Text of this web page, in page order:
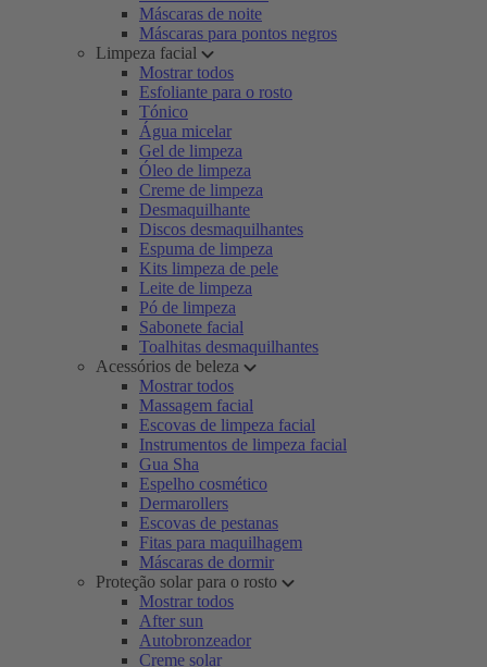
Máscaras de noite
Máscaras para pontos negros
Limpeza facial
Mostrar todos
Esfoliante para o rosto
Tónico
Água micelar
Gel de limpeza
Óleo de limpeza
Creme de limpeza
Desmaquilhante
Discos desmaquilhantes
Espuma de limpeza
Kits limpeza de pele
Leite de limpeza
Pó de limpeza
Sabonete facial
Toalhitas desmaquilhantes
Acessórios de beleza
Mostrar todos
Massagem facial
Escovas de limpeza facial
Instrumentos de limpeza facial
Gua Sha
Espelho cosmético
Dermarollers
Escovas de pestanas
Fitas para maquilhagem
Máscaras de dormir
Proteção solar para o rosto
Mostrar todos
After sun
Autobronzeador
Creme solar